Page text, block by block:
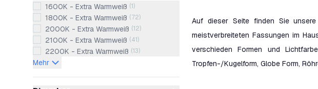
1600K - Extra Warmweiß (1)
1800K - Extra Warmweiß (72)
2000K - Extra Warmweiß (12)
2100K - Extra Warmweiß (41)
2200K - Extra Warmweiß (13)
Mehr
Auf dieser Seite finden Sie
meistverbreiteten Fassungen im
verschieden Formen und
Tropfen-/Kugelform, Globe Form,